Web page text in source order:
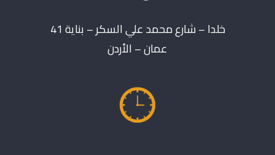
خلدا – شارع محمد علي السكر – بناية 41
عمان – الأردن